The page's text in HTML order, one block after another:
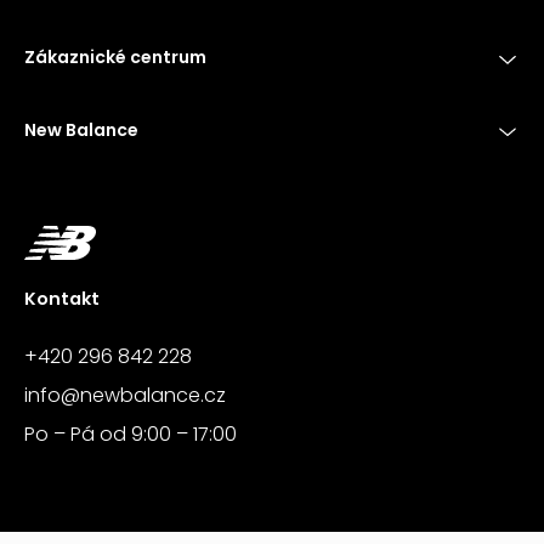
Zákaznické centrum
New Balance
Kontakt
+420 296 842 228
info@newbalance.cz
Po – Pá od 9:00 – 17:00